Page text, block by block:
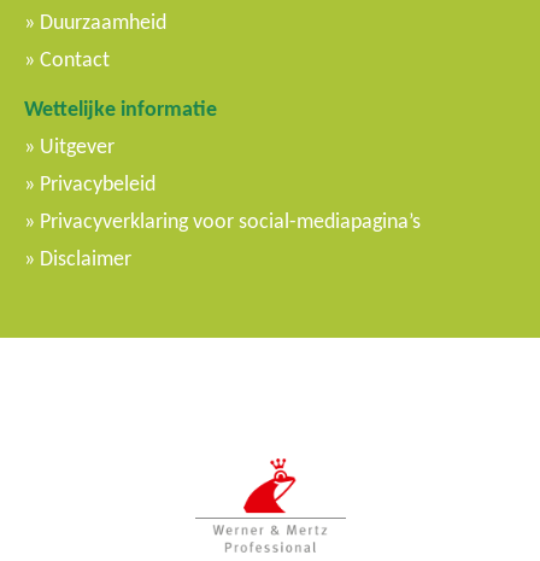
Duurzaamheid
Contact
Wettelijke informatie
Uitgever
Privacybeleid
Privacyverklaring voor social-mediapagina’s
Disclaimer